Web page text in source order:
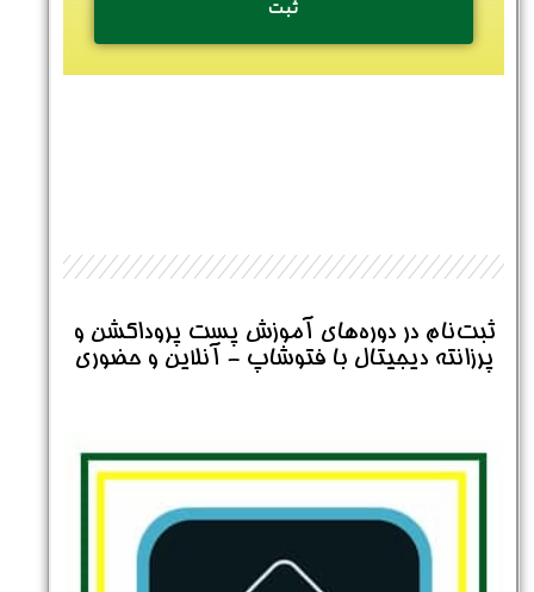
ثبت‌نام در دوره‌های آموزش پست پروداکشن و
پرزانته دیجیتال با فتوشاپ - آنلاین و حضوری